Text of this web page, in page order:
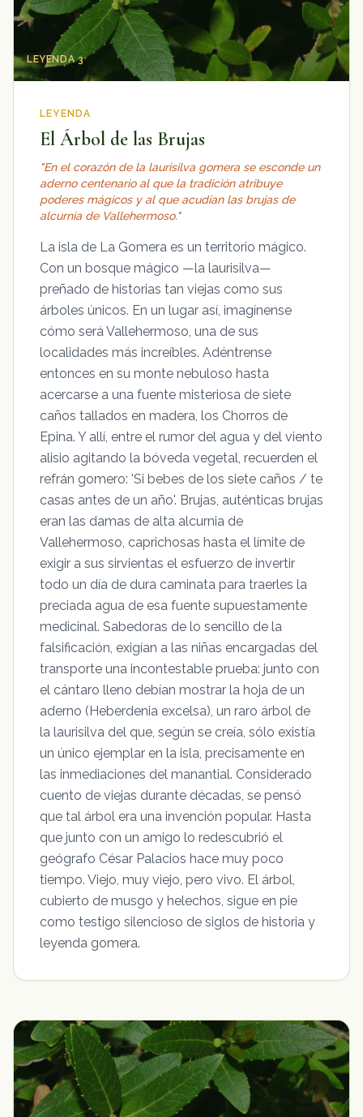
LEYENDA 3
LEYENDA
El Árbol de las Brujas
"En el corazón de la laurisilva gomera se esconde un
aderno centenario al que la tradición atribuye
poderes mágicos y al que acudían las brujas de
alcurnia de Vallehermoso."
La isla de La Gomera es un territorio mágico.
Con un bosque mágico —la laurisilva—
preñado de historias tan viejas como sus
árboles únicos. En un lugar así, imagínense
cómo será Vallehermoso, una de sus
localidades más increíbles. Adéntrense
entonces en su monte nebuloso hasta
acercarse a una fuente misteriosa de siete
caños tallados en madera, los Chorros de
Epina. Y allí, entre el rumor del agua y del viento
alisio agitando la bóveda vegetal, recuerden el
refrán gomero: 'Si bebes de los siete caños / te
casas antes de un año'. Brujas, auténticas brujas
eran las damas de alta alcurnia de
Vallehermoso, caprichosas hasta el límite de
exigir a sus sirvientas el esfuerzo de invertir
todo un día de dura caminata para traerles la
preciada agua de esa fuente supuestamente
medicinal. Sabedoras de lo sencillo de la
falsificación, exigían a las niñas encargadas del
transporte una incontestable prueba: junto con
el cántaro lleno debían mostrar la hoja de un
aderno (Heberdenia excelsa), un raro árbol de
la laurisilva del que, según se creía, sólo existía
un único ejemplar en la isla, precisamente en
las inmediaciones del manantial. Considerado
cuento de viejas durante décadas, se pensó
que tal árbol era una invención popular. Hasta
que junto con un amigo lo redescubrió el
geógrafo César Palacios hace muy poco
tiempo. Viejo, muy viejo, pero vivo. El árbol,
cubierto de musgo y helechos, sigue en pie
como testigo silencioso de siglos de historia y
leyenda gomera.